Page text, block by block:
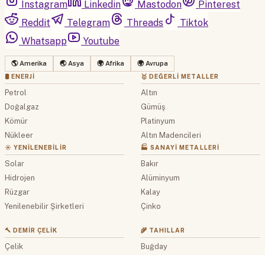
Instagram
Linkedin Mastodon
Pinterest
Reddit
Telegram Threads
Tiktok
Whatsapp
Youtube
🌎 Amerika 🌏 Asya 🌍 Afrika 🌍 Avrupa
🛢 ENERJI
Petrol
Doğalgaz
Kömür
Nükleer
☀️ YENILENEBILIR
Solar
Hidrojen
Rüzgar
Yenilenebilir Şirketleri
🥇 DEĞERLI METALLER
Altın
Gümüş
Platinyum
Altın Madencileri
🏭 SANAYI METALLERI
Bakır
Alüminyum
Kalay
Çinko
🔨 DEMIR ÇELIK
Çelik
🌾 TAHILLAR
Buğday